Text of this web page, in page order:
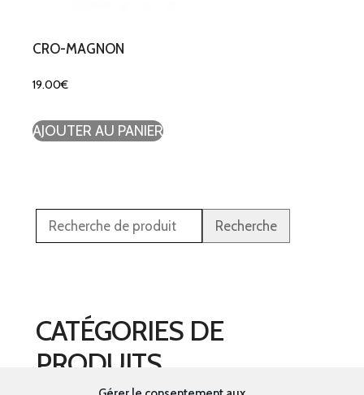
CRO-MAGNON
19.00€
AJOUTER AU PANIER
Recherche
CATÉGORIES DE
PRODUITS